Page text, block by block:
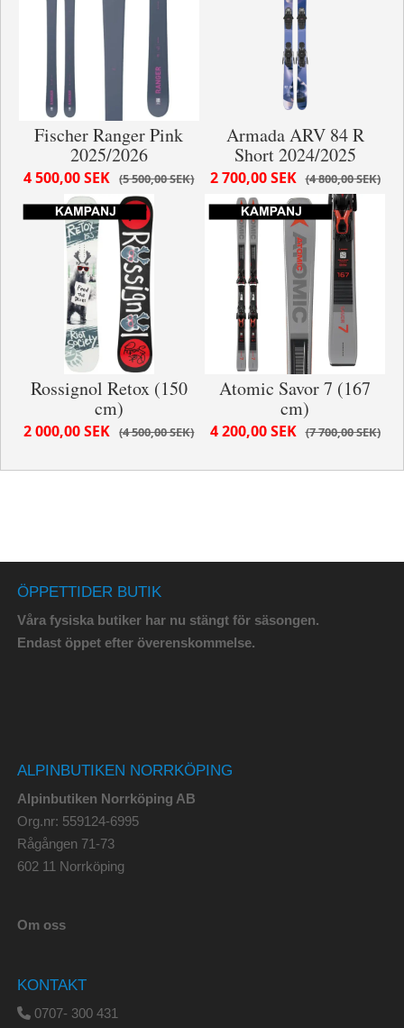
Fischer Ranger Pink
2025/2026
5 500,00 SEK
4 500,00 SEK
Armada ARV 84 R
Short 2024/2025
4 800,00 SEK
2 700,00 SEK
Rossignol Retox (150
cm)
4 500,00 SEK
2 000,00 SEK
Atomic Savor 7 (167
cm)
7 700,00 SEK
4 200,00 SEK
ÖPPETTIDER BUTIK
Våra fysiska butiker har nu stängt för säsongen.
Endast öppet efter överenskommelse.
ALPINBUTIKEN NORRKÖPING
Alpinbutiken Norrköping AB
Org.nr: 559124-6995
Rågången 71-73
602 11 Norrköping
Om oss
KONTAKT
0707- 300 431